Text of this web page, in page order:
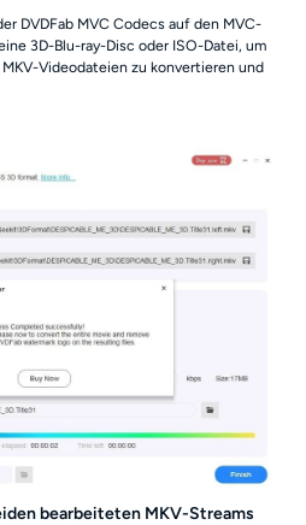
DVDFab MVC Codecs auf den MVC-
3D-Blu-ray-Disc oder ISO-Datei, um
Videodateien zu konvertieren und
bearbeiteten MKV-Streams